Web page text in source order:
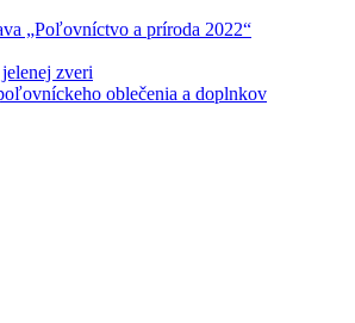
„Poľovníctvo a príroda 2022“
zveri